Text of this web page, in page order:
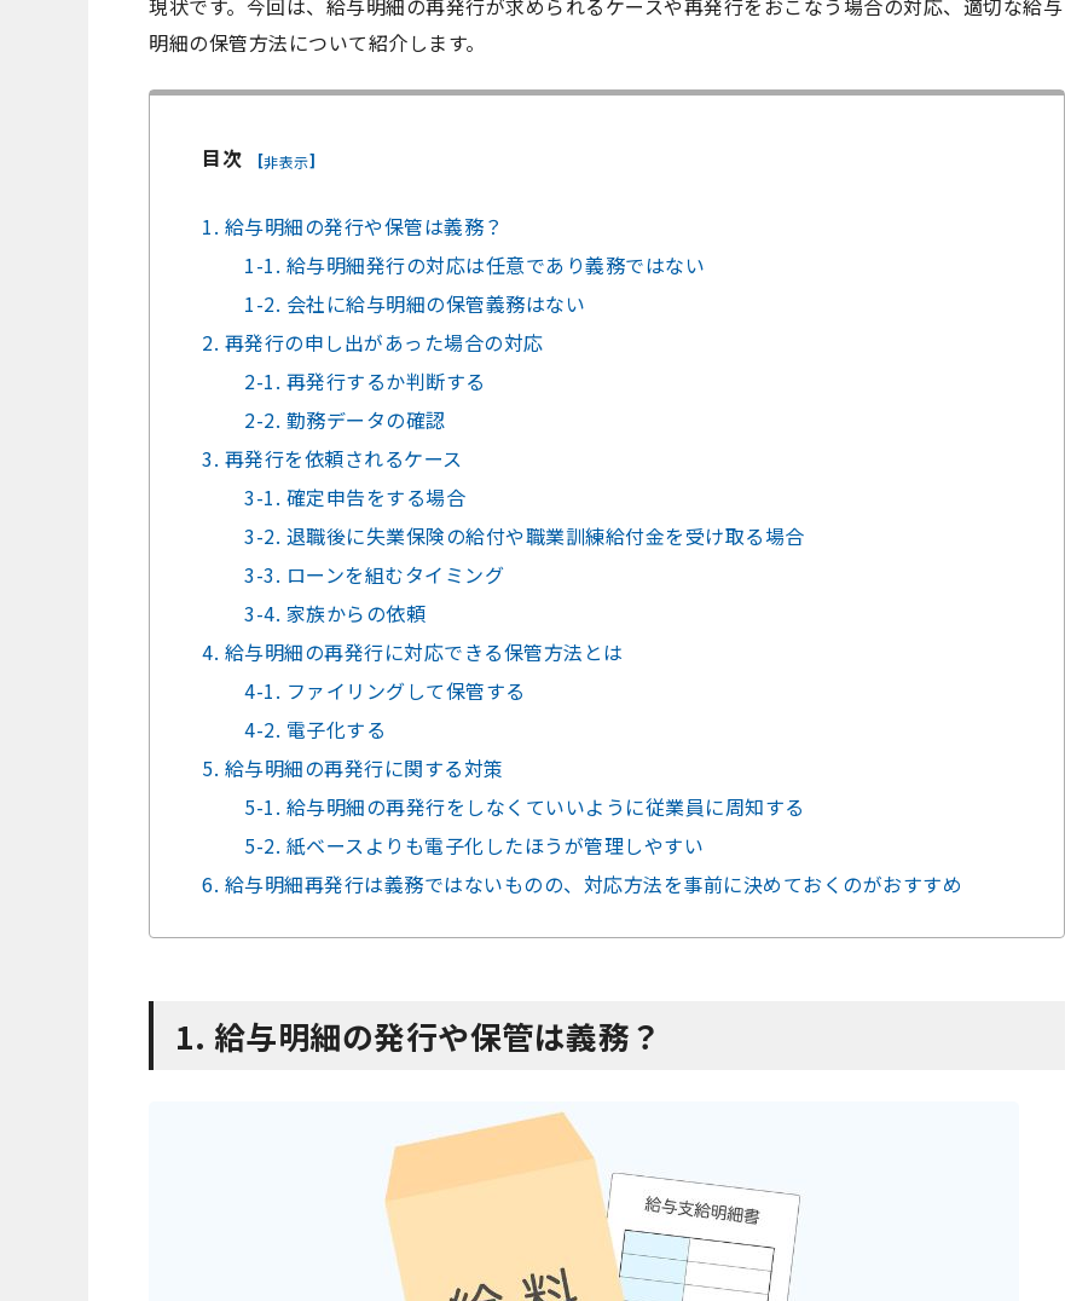
現状です。今回は、給与明細の再発行が求められるケースや再発行をおこなう場合の対応、適切な給与
明細の保管方法について紹介します。
目次 [非表示]
1. 給与明細の発行や保管は義務？
1-1. 給与明細発行の対応は任意であり義務ではない
1-2. 会社に給与明細の保管義務はない
2. 再発行の申し出があった場合の対応
2-1. 再発行するか判断する
2-2. 勤務データの確認
3. 再発行を依頼されるケース
3-1. 確定申告をする場合
3-2. 退職後に失業保険の給付や職業訓練給付金を受け取る場合
3-3. ローンを組むタイミング
3-4. 家族からの依頼
4. 給与明細の再発行に対応できる保管方法とは
4-1. ファイリングして保管する
4-2. 電子化する
5. 給与明細の再発行に関する対策
5-1. 給与明細の再発行をしなくていいように従業員に周知する
5-2. 紙ベースよりも電子化したほうが管理しやすい
6. 給与明細再発行は義務ではないものの、対応方法を事前に決めておくのがおすすめ
1. 給与明細の発行や保管は義務？